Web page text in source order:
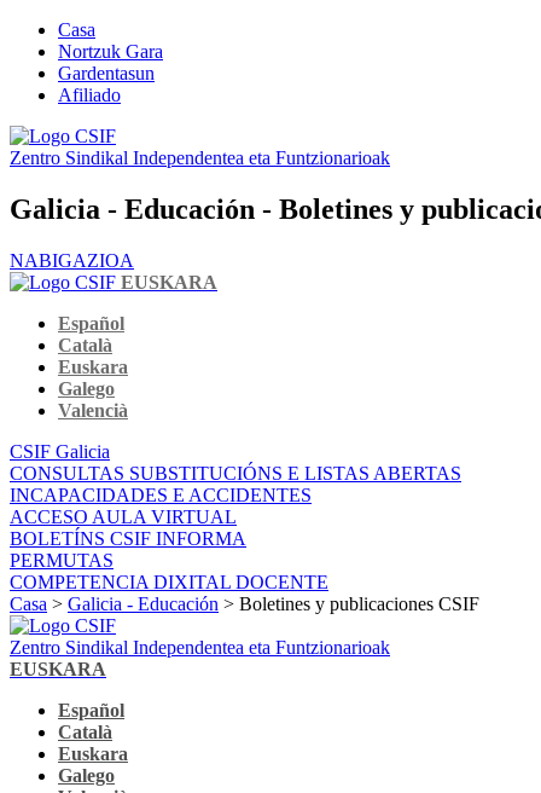
Casa
Nortzuk Gara
Gardentasun
Afiliado
Zentro Sindikal Independentea eta Funtzionarioak
Galicia - Educación - Boletines y
NABIGAZIOA
EUSKARA
Español
Català
Euskara
Galego
Valencià
CSIF Galicia
CONSULTAS SUBSTITUCIÓNS E LISTAS ABERTAS
INCAPACIDADES E ACCIDENTES
ACCESO AULA VIRTUAL
BOLETÍNS CSIF INFORMA
PERMUTAS
COMPETENCIA DIXITAL DOCENTE
Casa > Galicia - Educación > Boletines y publicaciones CSIF
Zentro Sindikal Independentea eta Funtzionarioak
EUSKARA
Español
Català
Euskara
Galego